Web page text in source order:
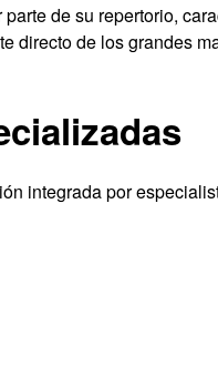
de su repertorio,
directo de los grandes
integrada por